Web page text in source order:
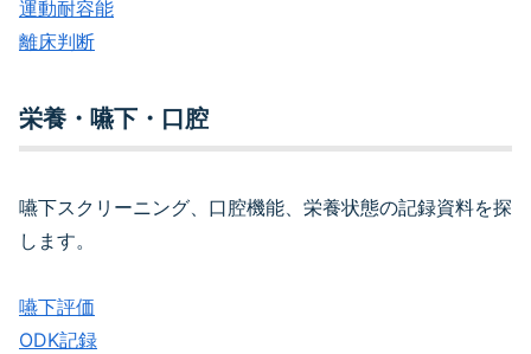
運動耐容能
離床判断
栄養・嚥下・口腔
嚥下スクリーニング、口腔機能、栄養状態の記録資料を探
します。
嚥下評価
ODK記録